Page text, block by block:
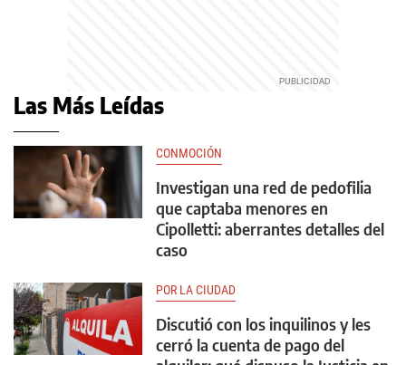
Las Más Leídas
CONMOCIÓN
Investigan una red de pedofilia
que captaba menores en
Cipolletti: aberrantes detalles del
caso
POR LA CIUDAD
Discutió con los inquilinos y les
cerró la cuenta de pago del